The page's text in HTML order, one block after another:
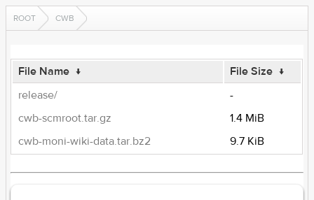
ROOT CWB
File Name ↓ File Size ↓
release/
-
cwb-scmroot.tar.gz
1.4 MiB
cwb-moni-wiki-data.tar.bz2
9.7 KiB